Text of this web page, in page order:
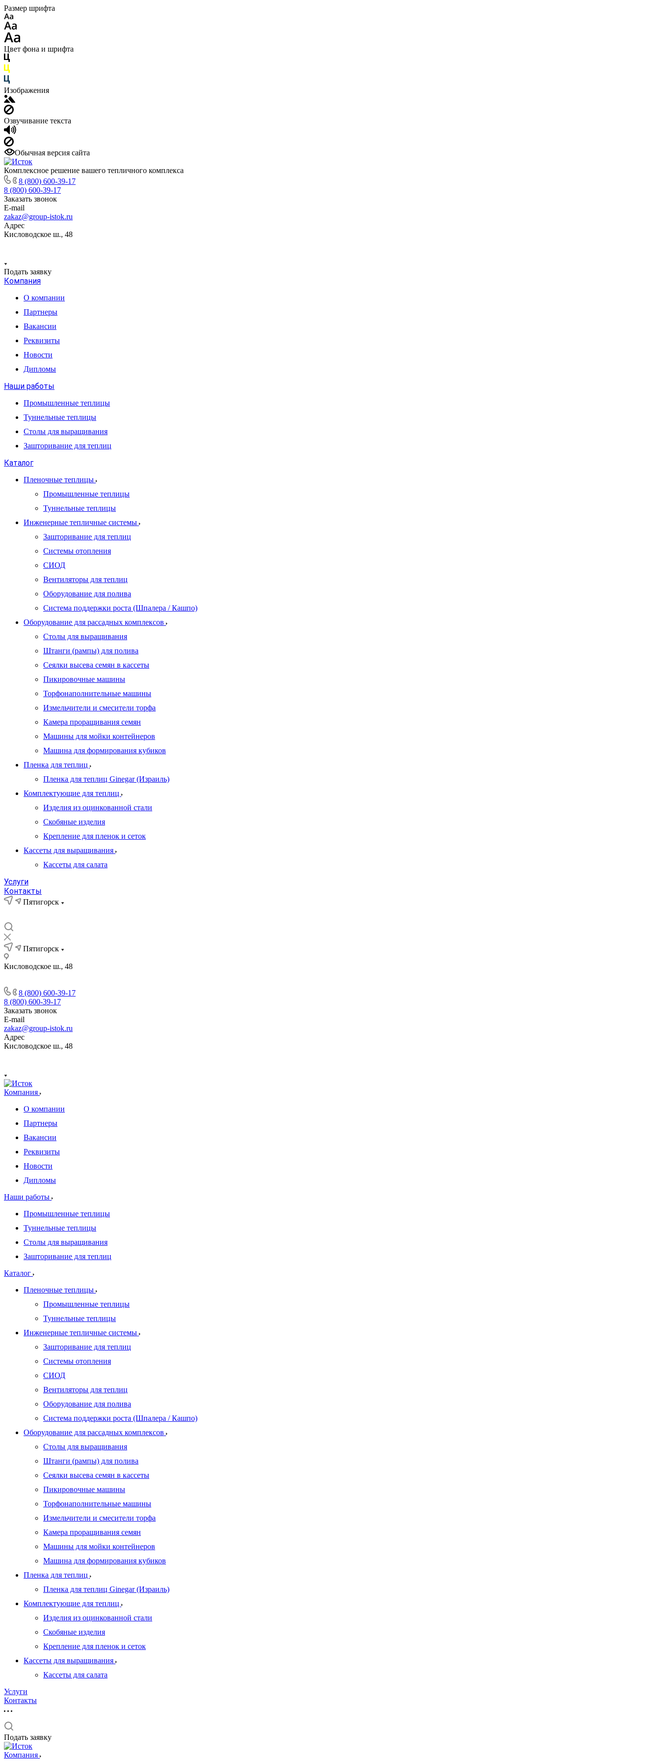
Размер шрифта
Цвет фона и шрифта
Изображения
Озвучивание текста
Обычная версия сайта
Комплексное решение вашего тепличного комплекса
8 (800) 600-39-17
8 (800) 600-39-17
Заказать звонок
E-mail
zakaz@group-istok.ru
Адрес
Кисловодское ш., 48
Подать заявку
Компания
О компании
Партнеры
Вакансии
Реквизиты
Новости
Дипломы
Наши работы
Промышленные теплицы
Туннельные теплицы
Столы для выращивания
Зашторивание для теплиц
Каталог
Пленочные теплицы
Промышленные теплицы
Туннельные теплицы
Инженерные тепличные системы
Зашторивание для теплиц
Системы отопления
СИОД
Вентиляторы для теплиц
Оборудование для полива
Система поддержки роста (Шпалера / Кашпо)
Оборудование для рассадных комплексов
Столы для выращивания
Штанги (рампы) для полива
Сеялки высева семян в кассеты
Пикировочные машины
Торфонаполнительные машины
Измельчители и смесители торфа
Камера проращивания семян
Машины для мойки контейнеров
Машина для формирования кубиков
Пленка для теплиц
Пленка для теплиц Ginegar (Израиль)
Комплектующие для теплиц
Изделия из оцинкованной стали
Скобяные изделия
Крепление для пленок и сеток
Кассеты для выращивания
Кассеты для салата
Услуги
Контакты
Пятигорск
Пятигорск
Кисловодское ш., 48
8 (800) 600-39-17
8 (800) 600-39-17
Заказать звонок
E-mail
zakaz@group-istok.ru
Адрес
Кисловодское ш., 48
Компания
О компании
Партнеры
Вакансии
Реквизиты
Новости
Дипломы
Наши работы
Промышленные теплицы
Туннельные теплицы
Столы для выращивания
Зашторивание для теплиц
Каталог
Пленочные теплицы
Промышленные теплицы
Туннельные теплицы
Инженерные тепличные системы
Зашторивание для теплиц
Системы отопления
СИОД
Вентиляторы для теплиц
Оборудование для полива
Система поддержки роста (Шпалера / Кашпо)
Оборудование для рассадных комплексов
Столы для выращивания
Штанги (рампы) для полива
Сеялки высева семян в кассеты
Пикировочные машины
Торфонаполнительные машины
Измельчители и смесители торфа
Камера проращивания семян
Машины для мойки контейнеров
Машина для формирования кубиков
Пленка для теплиц
Пленка для теплиц Ginegar (Израиль)
Комплектующие для теплиц
Изделия из оцинкованной стали
Скобяные изделия
Крепление для пленок и сеток
Кассеты для выращивания
Кассеты для салата
Услуги
Контакты
Подать заявку
Компания